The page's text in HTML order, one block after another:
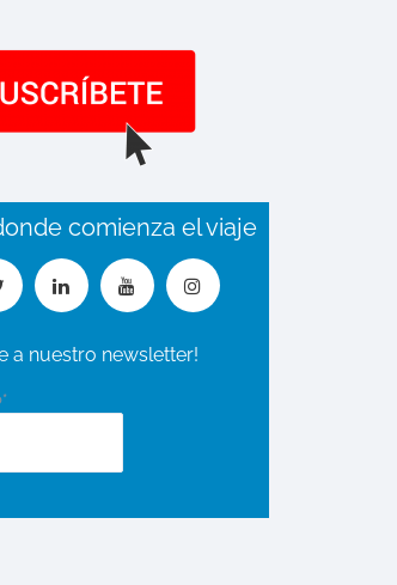
comienza el viaje
a nuestro newsletter!